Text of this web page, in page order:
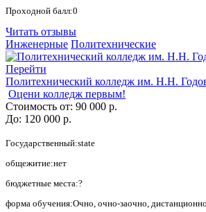
Проходной балл:0
Читать отзывы
Инженерные Политехнические
Перейти
Политехнический колледж им. Н.Н.
Оцени колледж первым!
Стоимость от: 90 000 р.
До: 120 000 р.
Государственный:state
общежитие:нет
бюджетные места:?
форма обучения:Очно, очно-заочно, дистанционно